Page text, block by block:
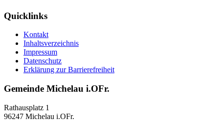
Quicklinks
Kontakt
Inhaltsverzeichnis
Impressum
Datenschutz
Erklärung zur Barrierefreiheit
Gemeinde Michelau i.OFr.
Rathausplatz 1
96247 Michelau i.OFr.